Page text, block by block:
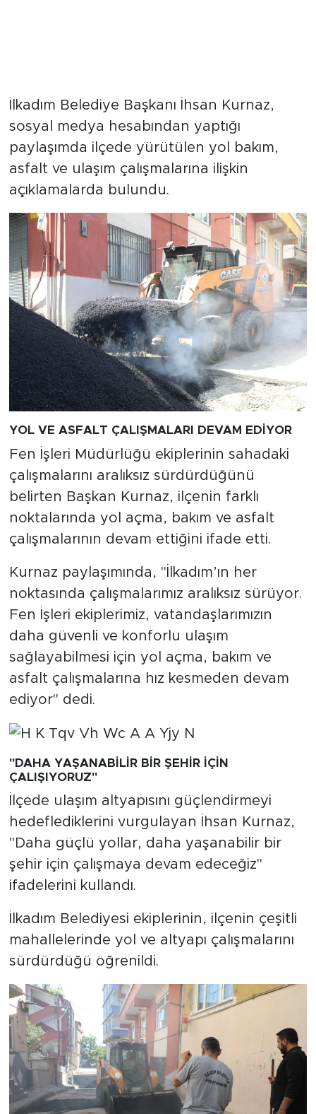
İlkadım Belediye Başkanı İhsan Kurnaz,
sosyal medya hesabından yaptığı
paylaşımda ilçede yürütülen yol bakım,
asfalt ve ulaşım çalışmalarına ilişkin
açıklamalarda bulundu.
YOL VE ASFALT ÇALIŞMALARI DEVAM EDİYOR
Fen İşleri Müdürlüğü ekiplerinin sahadaki
çalışmalarını aralıksız sürdürdüğünü
belirten Başkan Kurnaz, ilçenin farklı
noktalarında yol açma, bakım ve asfalt
çalışmalarının devam ettiğini ifade etti.
Kurnaz paylaşımında, "İlkadım’ın her
noktasında çalışmalarımız aralıksız sürüyor.
Fen İşleri ekiplerimiz, vatandaşlarımızın
daha güvenli ve konforlu ulaşım
sağlayabilmesi için yol açma, bakım ve
asfalt çalışmalarına hız kesmeden devam
ediyor" dedi.
"DAHA YAŞANABİLİR BİR ŞEHİR İÇİN
ÇALIŞIYORUZ"
İlçede ulaşım altyapısını güçlendirmeyi
hedeflediklerini vurgulayan İhsan Kurnaz,
"Daha güçlü yollar, daha yaşanabilir bir
şehir için çalışmaya devam edeceğiz"
ifadelerini kullandı.
İlkadım Belediyesi ekiplerinin, ilçenin çeşitli
mahallelerinde yol ve altyapı çalışmalarını
sürdürdüğü öğrenildi.